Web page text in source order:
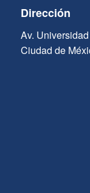
Dirección
Av.
Ciudad de